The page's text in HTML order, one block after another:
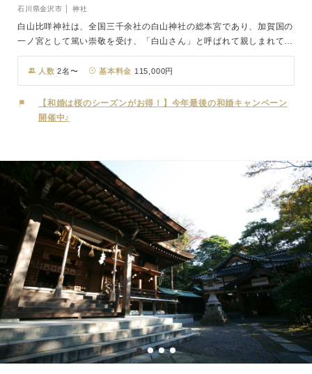
石川県金沢市 │ 神社
白山比咩神社は、全国三千余社の白山神社の総本宮であり、加賀国の
一ノ宮として篤い崇敬を受け、「白山さん」と呼ばれて親しまれてい
ます。白山比咩神社のご祭神である白山比咩大神(しらやまひめのお
おかみ)は、菊理媛神(くくりひめのかみ)ともいい、古来より「縁結び
の神」として人々に信仰されてきました。白山比咩神社の神前結婚式
は、古くから日本に伝わるしきたりに基づいて行われ、三三九度の盃
をかわし、玉串を捧げ結婚を誓います。「縁結び」という言葉のとお
す。日本の伝統美に包まれて普段では体験する事のない古きよき作法
に基づいて忘られない結婚式を叶えてみませんか。
人数 2名〜 基本料金 115,000円
【和婚は桜のシーズンがお得！】今年最後の和婚キャンペーン
開催中♪